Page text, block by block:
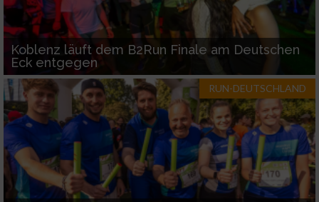
Koblenz läuft dem B2Run Finale am Deutschen
Eck entgegen
RUN-DEUTSCHLAND